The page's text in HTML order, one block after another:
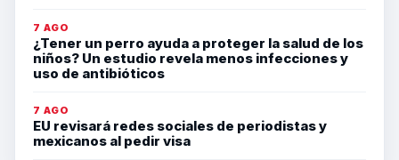
7 AGO
¿Tener un perro ayuda a proteger la salud de los
niños? Un estudio revela menos infecciones y
uso de antibióticos
7 AGO
EU revisará redes sociales de periodistas y
mexicanos al pedir visa